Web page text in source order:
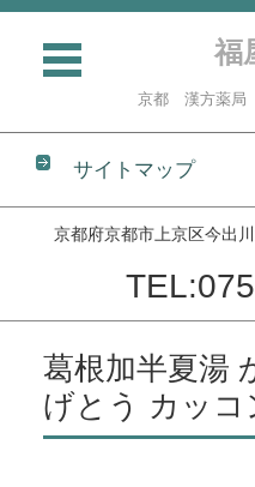
福
京都 漢方薬
サイトマップ
京都府京都市上京区今出
葛根加半夏湯
げとう カッ